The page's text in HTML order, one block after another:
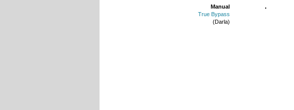
Manual
True Bypass
(Darla)